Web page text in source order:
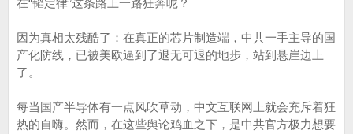
在“韬定律”这条路上一路狂奔呢？
因为真相太残酷了：在真正的芯片制造端，中共一手主导的国
产化防线，已被美欧逼到了退无可退的地步，站到悬崖边上
了。
每当国产半导体有一点风吹草动，中文互联网上就会充斥着狂
热的自嗨。然而，在这些舆论鸡血之下，是中共官方极力想要